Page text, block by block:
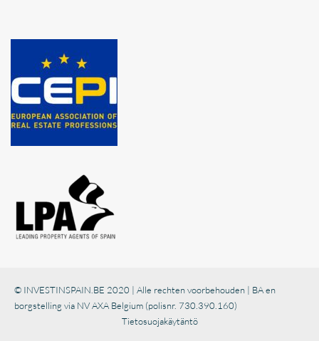
© INVESTINSPAIN.BE 2020 | Alle rechten voorbehouden | BA en
borgstelling via NV AXA Belgium (polisnr. 730.390.160)
Tietosuojakäytäntö